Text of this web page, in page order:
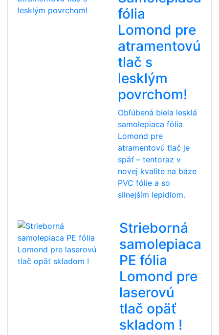
fólia
Lomond pre
atramentovú
tlač s
lesklým
povrchom!
Obľúbená biela lesklá
samolepiaca fólia
Lomond pre
atramentovú tlač je
späť – tentoraz v
novej kvalite na báze
PVC fólie a so
silnejším lepidlom.
Strieborná
samolepiaca
PE fólia
Lomond pre
laserovú
tlač opäť
skladom !